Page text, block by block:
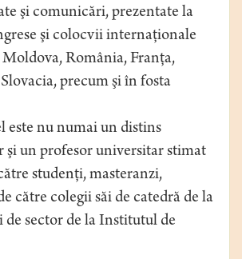
şi comunicări, prezentate la
şi colocvii internaţionale
România, Franţa,
precum şi în fosta
este nu numai un distins
şi un profesor universitar stimat
studenţi, masteranzi,
către colegii săi de catedră de la
de sector de la Institutul de